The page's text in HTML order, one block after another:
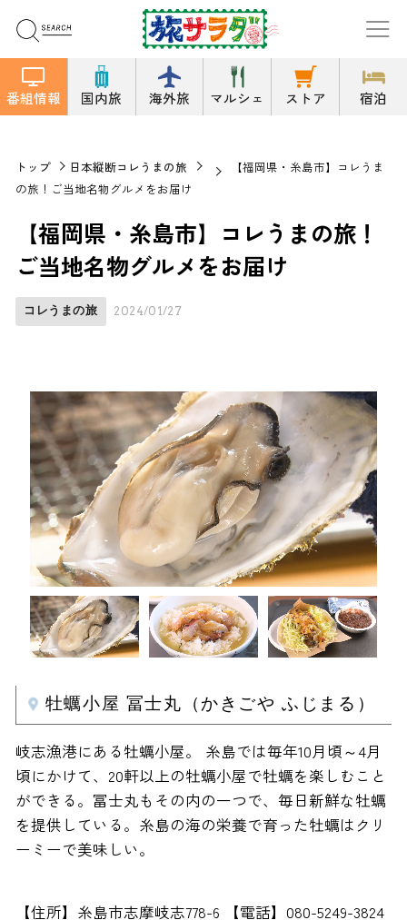
番組情報 国内旅 海外旅 マルシェ ストア 宿泊
トップ 日本縦断コレうまの旅
【福岡県・糸島市】コレうま
の旅！ご当地名物グルメをお届け
【福岡県・糸島市】コレうまの旅！
ご当地名物グルメをお届け
コレうまの旅 2024/01/27
牡蠣小屋 冨士丸（かきごや ふじまる）
岐志漁港にある牡蠣小屋。 糸島では毎年10月頃～4月
頃にかけて、20軒以上の牡蠣小屋で牡蠣を楽しむこと
ができる。冨士丸もその内の一つで、毎日新鮮な牡蠣
を提供している。糸島の海の栄養で育った牡蠣はクリ
ーミーで美味しい。
【住所】糸島市志摩岐志778-6 【電話】080-5249-3824